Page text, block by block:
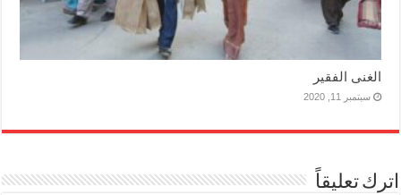
الغنى الفقير
سبتمبر 11, 2020
اترك تعليقاً